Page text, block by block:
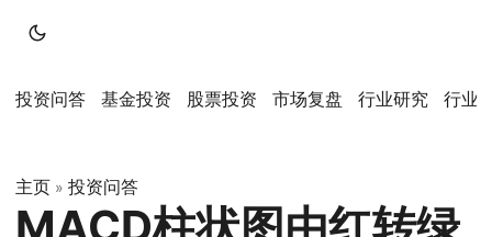
投资问答 基金投资 股票投资 市场复盘 行业研究 行业
主页 » 投资问答